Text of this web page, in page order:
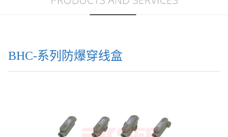
BHC-系列防爆穿线盒